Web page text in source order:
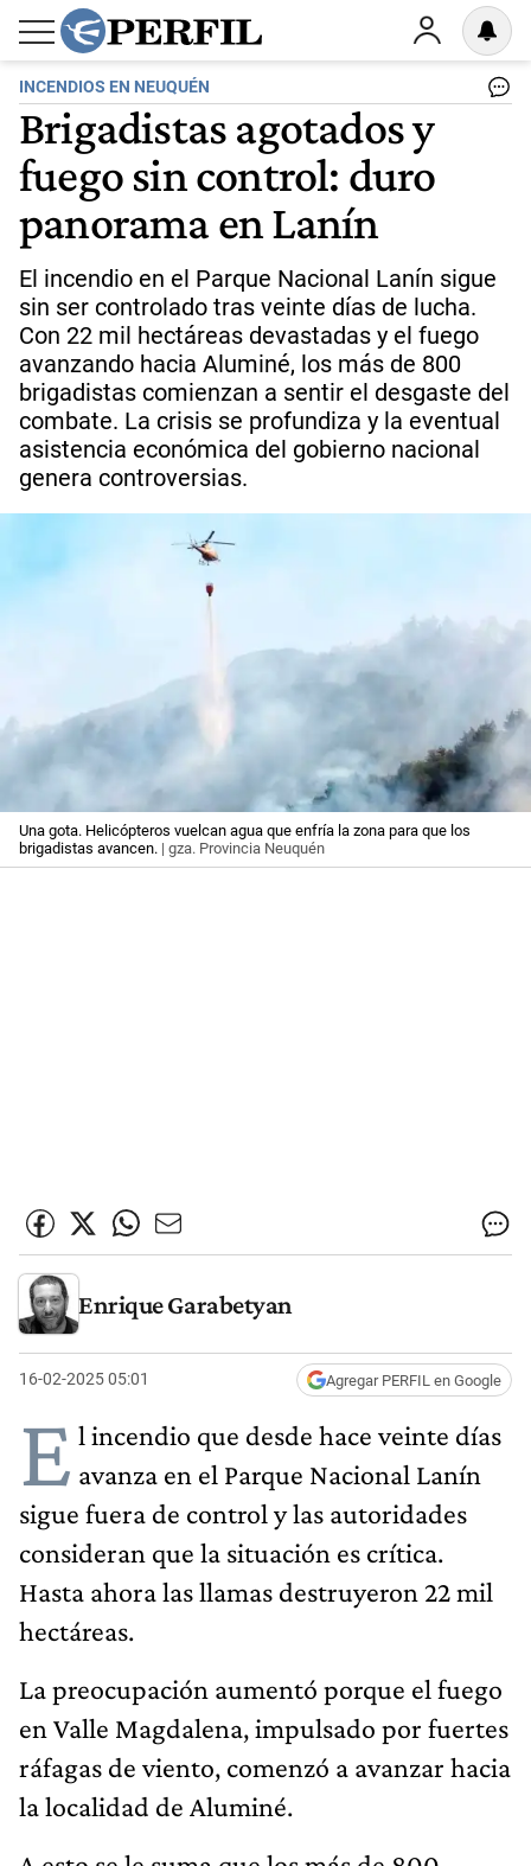
INCENDIOS EN NEUQUÉN
Brigadistas agotados y
fuego sin control: duro
panorama en Lanín
El incendio en el Parque Nacional Lanín sigue
sin ser controlado tras veinte días de lucha.
Con 22 mil hectáreas devastadas y el fuego
avanzando hacia Aluminé, los más de 800
brigadistas comienzan a sentir el desgaste del
combate. La crisis se profundiza y la eventual
asistencia económica del gobierno nacional
genera controversias.
Una gota. Helicópteros vuelcan agua que enfría la zona para que los
brigadistas avancen. | gza. Provincia Neuquén
Enrique Garabetyan
16-02-2025 05:01 Agregar PERFIL en Google
E l incendio que desde hace veinte días
avanza en el Parque Nacional Lanín
sigue fuera de control y las autoridades
consideran que la situación es crítica.
Hasta ahora las llamas destruyeron 22 mil
hectáreas.
La preocupación aumentó porque el fuego
en Valle Magdalena, impulsado por fuertes
ráfagas de viento, comenzó a avanzar hacia
la localidad de Aluminé.